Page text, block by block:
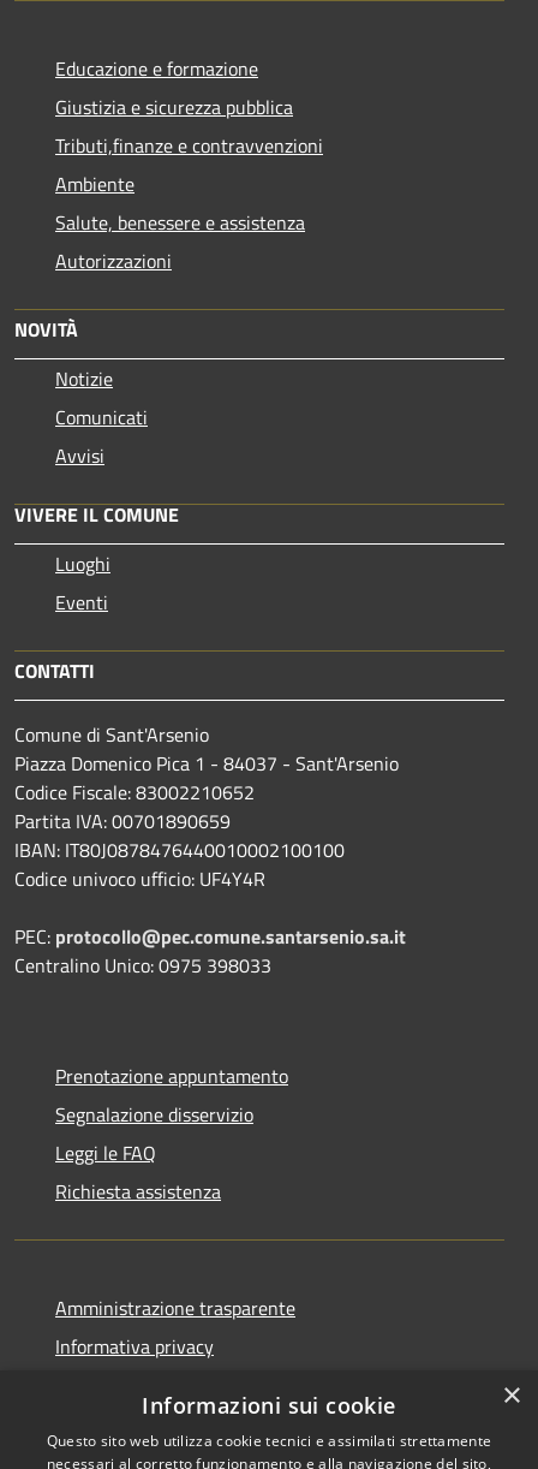
Educazione e formazione
Giustizia e sicurezza pubblica
Tributi,finanze e contravvenzioni
Ambiente
Salute, benessere e assistenza
Autorizzazioni
NOVITÀ
Notizie
Comunicati
Avvisi
VIVERE IL COMUNE
Luoghi
Eventi
CONTATTI
Comune di Sant'Arsenio
Piazza Domenico Pica 1 - 84037 - Sant'Arsenio
Codice Fiscale: 83002210652
Partita IVA: 00701890659
IBAN: IT80J0878476440010002100100
Codice univoco ufficio: UF4Y4R
PEC: protocollo@pec.comune.santarsenio.sa.it
Centralino Unico: 0975 398033
Prenotazione appuntamento
Segnalazione disservizio
Leggi le FAQ
Richiesta assistenza
Amministrazione trasparente
Informativa privacy
Dichiarazione di accessibilità
×
Informazioni sui cookie
Questo sito web utilizza cookie tecnici e assimilati strettamente
necessari al corretto funzionamento e alla navigazione del sito,